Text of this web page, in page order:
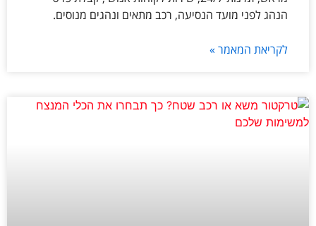
הנהג לפני מועד הנסיעה, רכב מתאים ונהגים מנוסים.
לקריאת המאמר »